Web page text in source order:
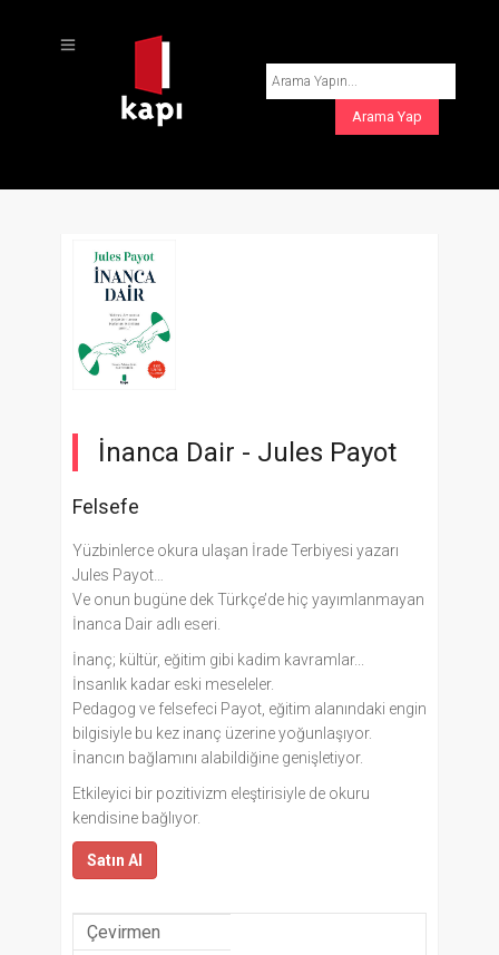
İnanca Dair - Jules Payot
Felsefe
Yüzbinlerce okura ulaşan İrade Terbiyesi yazarı
Jules Payot…
Ve onun bugüne dek Türkçe’de hiç yayımlanmayan
İnanca Dair adlı eseri.
İnanç; kültür, eğitim gibi kadim kavramlar...
İnsanlık kadar eski meseleler.
Pedagog ve felsefeci Payot, eğitim alanındaki engin
bilgisiyle bu kez inanç üzerine yoğunlaşıyor.
İnancın bağlamını alabildiğine genişletiyor.
Etkileyici bir pozitivizm eleştirisiyle de okuru
kendisine bağlıyor.
Satın Al
Çevirmen